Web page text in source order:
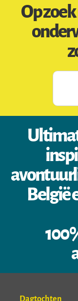
Op
België
Dagtochten